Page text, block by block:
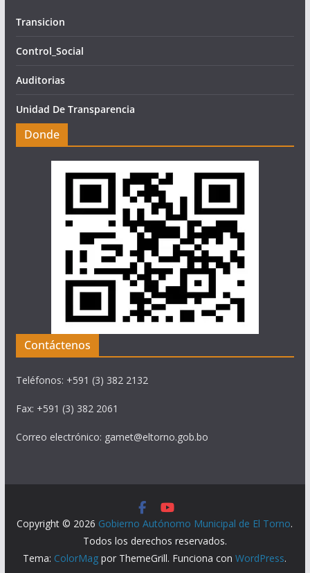
Transicion
Control_Social
Auditorias
Unidad De Transparencia
Donde
Contáctenos
Teléfonos: +591 (3) 382 2132
Fax: +591 (3) 382 2061
Correo electrónico: gamet@eltorno.gob.bo
Copyright © 2026 Gobierno Autónomo Municipal de El Torno.
Todos los derechos reservados.
Tema: ColorMag por ThemeGrill. Funciona conWordPress.